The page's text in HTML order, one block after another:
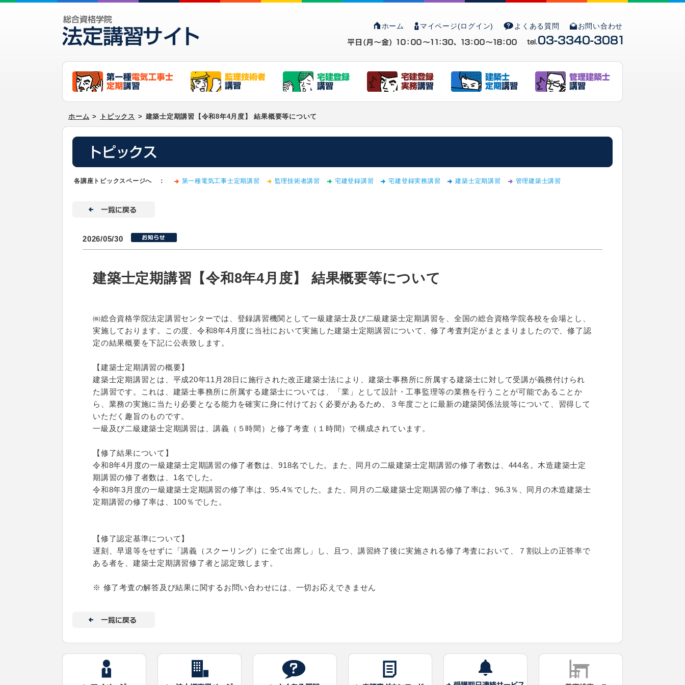
ホーム マイページ(ログイン) よくある質問 お問い合わせ
ホーム > トピックス > 建築士定期講習【令和8年4月度】 結果概要等について
各講座トピックスページへ ： 第一種電気工事士定期講習 監理技術者講習 宅建登録講習 宅建登録実務講習 建築士定期講習 管理建築士講習
2026/05/30
建築士定期講習【令和8年4月度】 結果概要等について
㈱総合資格学院法定講習センターでは、登録講習機関として一級建築士及び二級建築士定期講習を、全国の総合資格学院各校を会場とし、
実施しております。この度、令和8年4月度に当社において実施した建築士定期講習について、修了考査判定がまとまりましたので、修了認
定の結果概要を下記に公表致します。
【建築士定期講習の概要】
建築士定期講習とは、平成20年11月28日に施行された改正建築士法により、建築士事務所に所属する建築士に対して受講が義務付けられ
た講習です。これは、建築士事務所に所属する建築士については、「業」として設計・工事監理等の業務を行うことが可能であることか
ら、業務の実施に当たり必要となる能力を確実に身に付けておく必要があるため、３年度ごとに最新の建築関係法規等について、習得して
いただく趣旨のものです。
一級及び二級建築士定期講習は、講義（５時間）と修了考査（１時間）で構成されています。
【修了結果について】
令和8年4月度の一級建築士定期講習の修了者数は、918名でした。また、同月の二級建築士定期講習の修了者数は、444名。木造建築士定
期講習の修了者数は、1名でした。
令和8年3月度の一級建築士定期講習の修了率は、95.4％でした。また、同月の二級建築士定期講習の修了率は、96.3％、同月の木造建築士
定期講習の修了率は、100％でした。
【修了認定基準について】
遅刻、早退等をせずに「講義（スクーリング）に全て出席し」し、且つ、講習終了後に実施される修了考査において、７割以上の正答率で
ある者を、建築士定期講習修了者と認定致します。
※ 修了考査の解答及び結果に関するお問い合わせには、一切お応えできません